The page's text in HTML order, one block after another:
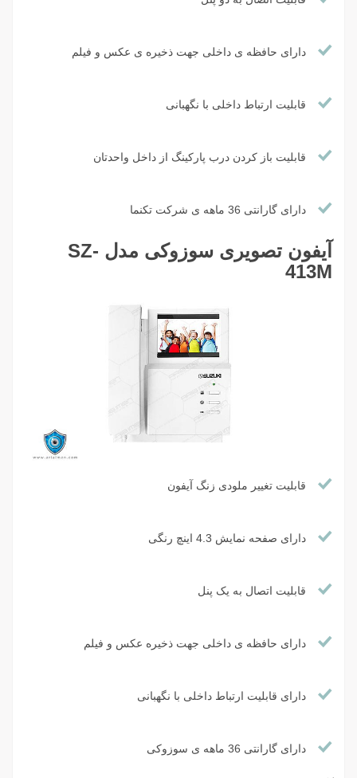
دارای حافظه ی داخلی جهت ذخیره ی عکس و فیلم
قابلیت ارتباط داخلی با نگهبانی
قابلیت باز کردن درب پارکینگ از داخل واحدتان
دارای گارانتی 36 ماهه ی شرکت تکنما
آیفون تصویری سوزوکی مدل SZ-
413M
قابلیت تغییر ملودی زنگ آیفون
دارای صفحه نمایش 4.3 اینچ رنگی
قابلیت اتصال به یک پنل
دارای حافظه ی داخلی جهت ذخیره عکس و فیلم
دارای قابلیت ارتباط داخلی با نگهبانی
دارای گارانتی 36 ماهه ی سوزوکی